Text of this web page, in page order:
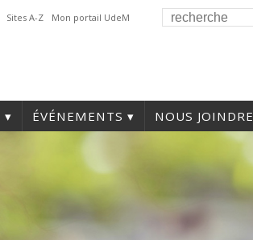
Sites A-Z Mon portail UdeM
ÉVÉNEMENTS NOUS JOINDRE